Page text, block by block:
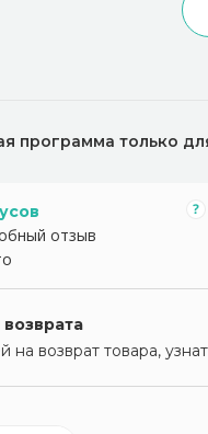
программа только
отзыв
на возврат товара,